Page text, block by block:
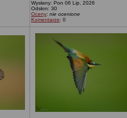
Wysłany: Pon 06 Lip, 2026
Odsłon: 30
Oceny: nie ocenione
Komentarze: 0